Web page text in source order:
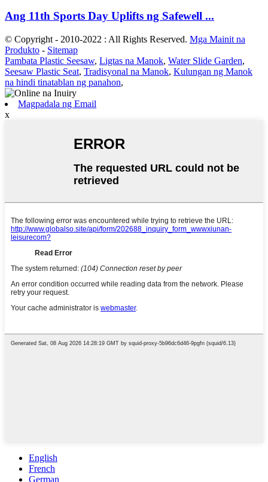
Ang 11th Sports Day Uplifts ng Safewell ...
© Copyright - 2010-2022 : All Rights Reserved. Mga Mainit na
Produkto - Sitemap
Pambata Plastic Seesaw, Ligtas na Manok, Water Slide Garden,
Seesaw Plastic Seat, Tradisyonal na Manok, Kulungan ng Manok
na hindi tinatablan ng panahon,
Magpadala ng Email
x
English
French
German